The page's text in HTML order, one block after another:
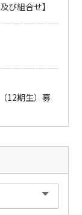
び組合せ】
12期生）募